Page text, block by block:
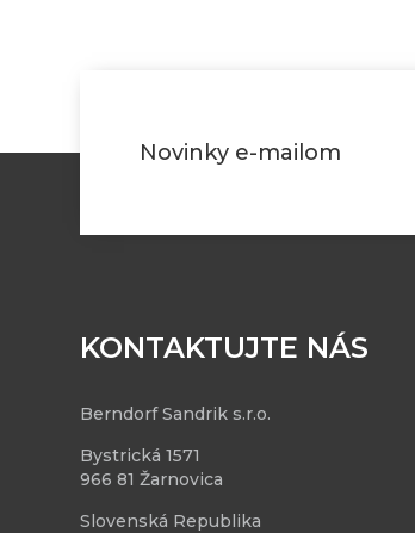
Novinky e-mailom
KONTAKTUJTE NÁS
Berndorf Sandrik s.r.o.
Bystrická 1571
966 81 Žarnovica
Slovenská Republika